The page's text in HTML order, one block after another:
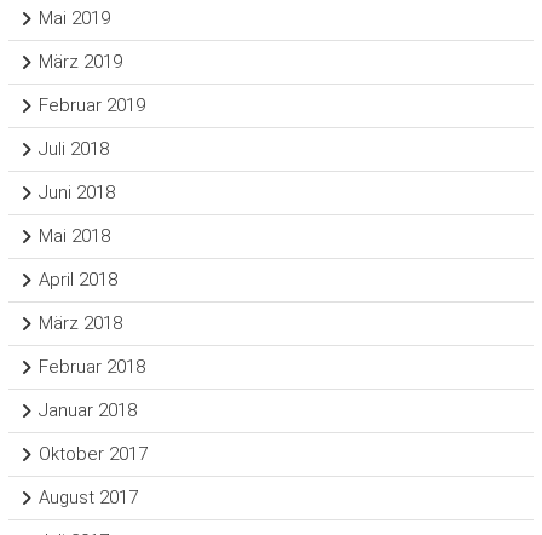
Mai 2019
März 2019
Februar 2019
Juli 2018
Juni 2018
Mai 2018
April 2018
März 2018
Februar 2018
Januar 2018
Oktober 2017
August 2017